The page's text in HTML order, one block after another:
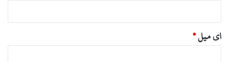
ای میل*